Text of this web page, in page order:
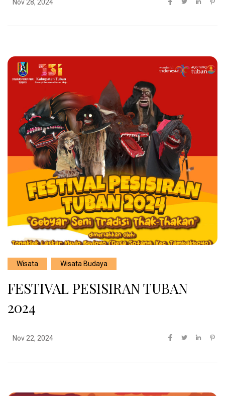
Nov 28, 2024
Wisata Wisata Budaya
FESTIVAL PESISIRAN TUBAN
2024
Nov 22, 2024